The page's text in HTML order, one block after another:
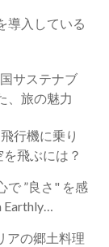
導入している
、旅の魅力
行機に乗り
飛ぶには？
で ”良さ" を感
Earthly
アの郷土料理